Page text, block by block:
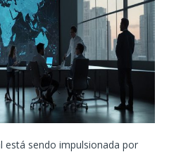
está sendo impulsionada por